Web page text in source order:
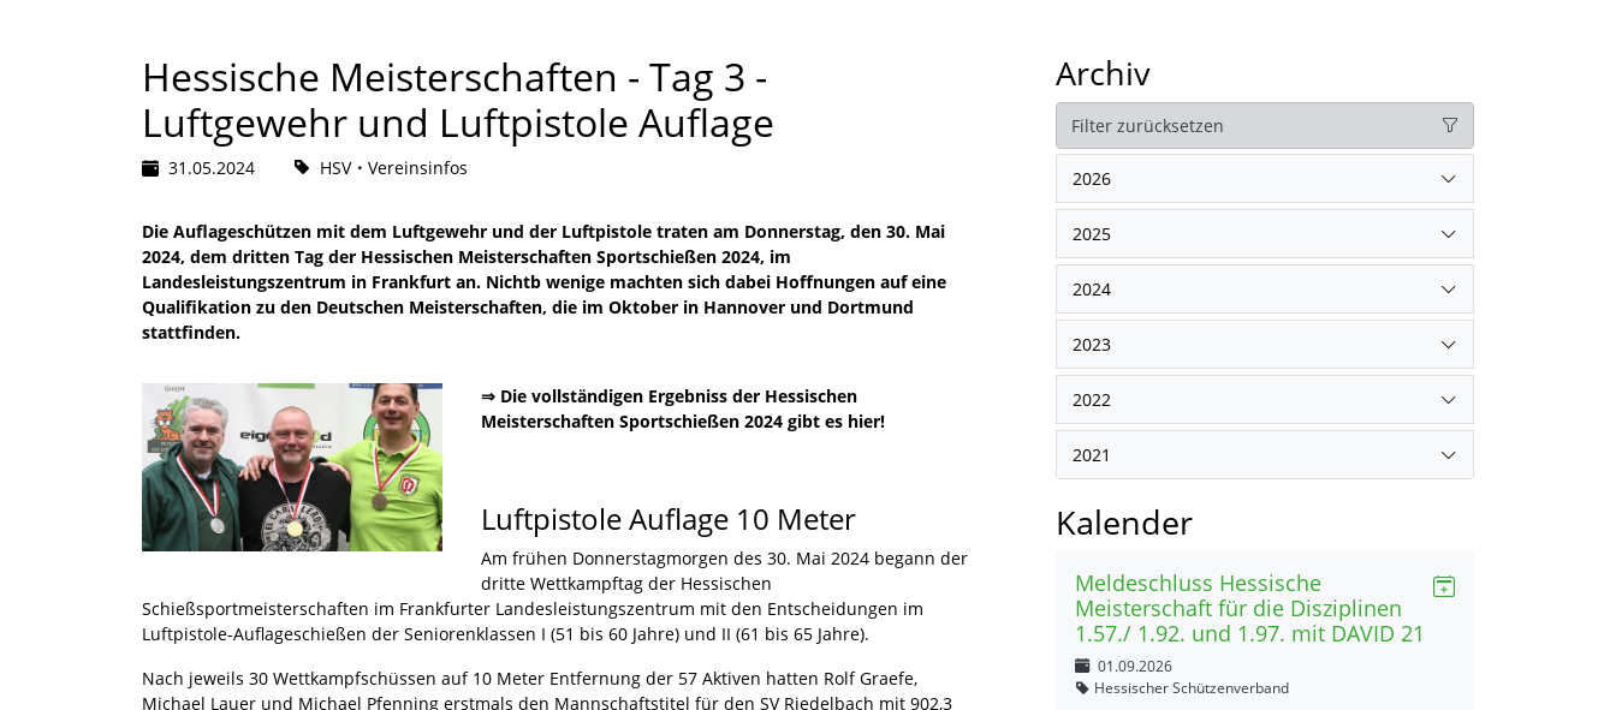
Hessische Meisterschaften - Tag 3 -
Luftgewehr und Luftpistole Auflage
31.05.2024 HSV Vereinsinfos
Die Auflageschützen mit dem Luftgewehr und der Luftpistole traten am Donnerstag, den 30. Mai
2024, dem dritten Tag der Hessischen Meisterschaften Sportschießen 2024, im
Landesleistungszentrum in Frankfurt an. Nichtb wenige machten sich dabei Hoffnungen auf eine
Qualifikation zu den Deutschen Meisterschaften, die im Oktober in Hannover und Dortmund
stattfinden.
⇒ Die vollständigen Ergebniss der Hessischen
Meisterschaften Sportschießen 2024 gibt es hier!
Luftpistole Auflage 10 Meter
Am frühen Donnerstagmorgen des 30. Mai 2024 begann der
dritte Wettkampftag der Hessischen
Schießsportmeisterschaften im Frankfurter Landesleistungszentrum mit den Entscheidungen im
Luftpistole-Auflageschießen der Seniorenklassen I (51 bis 60 Jahre) und II (61 bis 65 Jahre).
Nach jeweils 30 Wettkampfschüssen auf 10 Meter Entfernung der 57 Aktiven hatten Rolf Graefe,
Michael Lauer und Michael Pfenning erstmals den Mannschaftstitel für den SV Riedelbach mit 902,3
Archiv
Filter zurücksetzen
2026
2025
2024
2023
2022
2021
Kalender
Meldeschluss Hessische
Meisterschaft für die Disziplinen
1.57./ 1.92. und 1.97. mit DAVID 21
01.09.2026
Hessischer Schützenverband